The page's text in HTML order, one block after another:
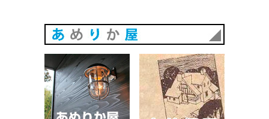
あめりか屋WEBサイト